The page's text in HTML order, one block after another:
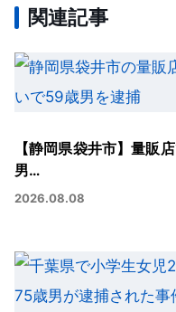
関連記事
【静岡県袋井市】量
男…
2026.08.08